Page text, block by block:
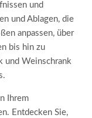
und
und Ablagen, die
anpassen, über
bis hin zu
und Weinschrank
Ihrem
Entdecken Sie,